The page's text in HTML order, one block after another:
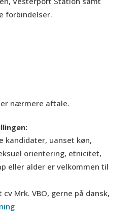
forbindelser.
nærmere aftale.
kandidater, uanset køn,
orientering, etnicitet,
eller alder er velkommen til
Mrk. VBO, gerne på dansk,